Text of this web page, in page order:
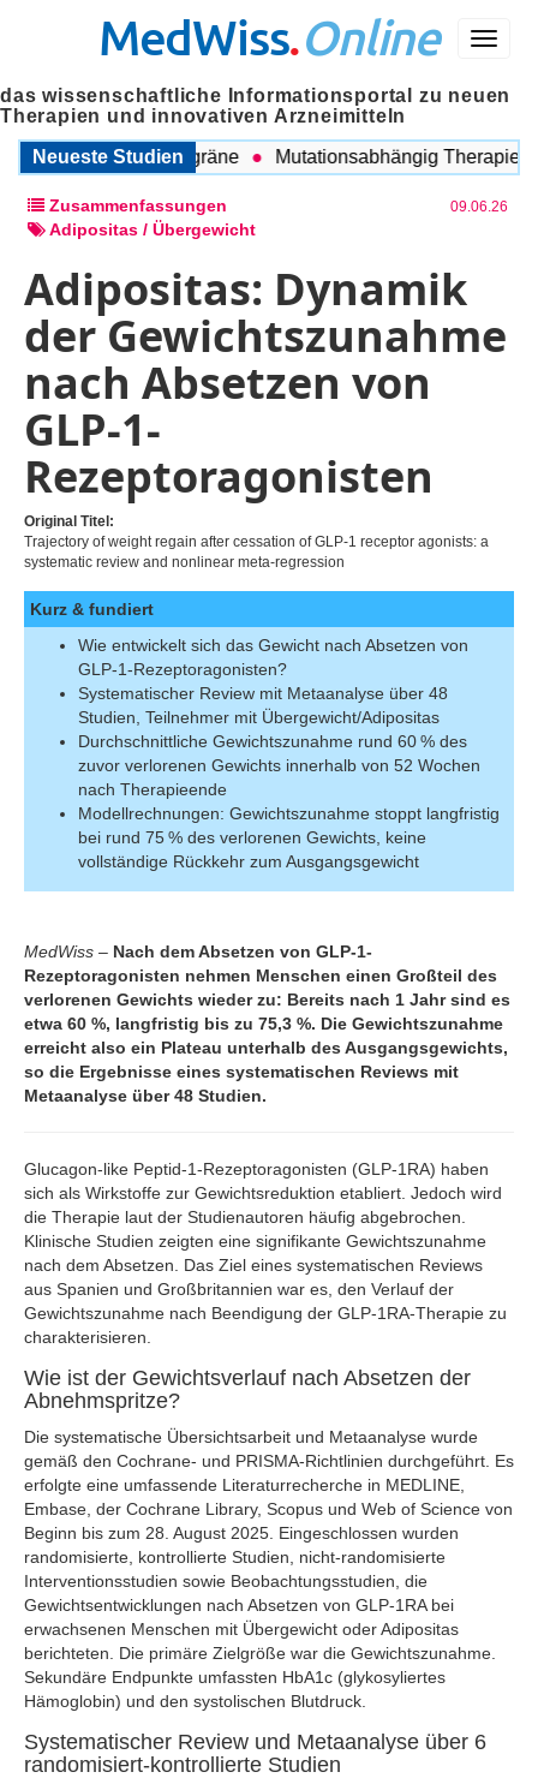
Menü
MedWiss.Online
das wissenschaftliche Informationsportal zu neuen
Therapien und innovativen Arzneimitteln
Neueste Studien
COPD und Migräne Mutationsabhängig Therapie
Zusammenfassungen 09.06.26
Adipositas / Übergewicht
Adipositas: Dynamik
der Gewichtszunahme
nach Absetzen von
GLP-1-
Rezeptoragonisten
Original Titel:
Trajectory of weight regain after cessation of GLP-1 receptor agonists: a
systematic review and nonlinear meta-regression
Kurz & fundiert
Wie entwickelt sich das Gewicht nach Absetzen von
GLP-1-Rezeptoragonisten?
Systematischer Review mit Metaanalyse über 48
Studien, Teilnehmer mit Übergewicht/Adipositas
Durchschnittliche Gewichtszunahme rund 60 % des
zuvor verlorenen Gewichts innerhalb von 52 Wochen
nach Therapieende
Modellrechnungen: Gewichtszunahme stoppt langfristig
bei rund 75 % des verlorenen Gewichts, keine
vollständige Rückkehr zum Ausgangsgewicht
MedWiss – Nach dem Absetzen von GLP-1-
Rezeptoragonisten nehmen Menschen einen Großteil des
verlorenen Gewichts wieder zu: Bereits nach 1 Jahr sind es
etwa 60 %, langfristig bis zu 75,3 %. Die Gewichtszunahme
erreicht also ein Plateau unterhalb des Ausgangsgewichts,
so die Ergebnisse eines systematischen Reviews mit
Metaanalyse über 48 Studien.
Glucagon-like Peptid-1-Rezeptoragonisten (GLP-1RA) haben
sich als Wirkstoffe zur Gewichtsreduktion etabliert. Jedoch wird
die Therapie laut der Studienautoren häufig abgebrochen.
Klinische Studien zeigten eine signifikante Gewichtszunahme
nach dem Absetzen. Das Ziel eines systematischen Reviews
aus Spanien und Großbritannien war es, den Verlauf der
Gewichtszunahme nach Beendigung der GLP-1RA-Therapie zu
charakterisieren.
Wie ist der Gewichtsverlauf nach Absetzen der
Abnehmspritze?
Die systematische Übersichtsarbeit und Metaanalyse wurde
gemäß den Cochrane- und PRISMA-Richtlinien durchgeführt. Es
erfolgte eine umfassende Literaturrecherche in MEDLINE,
Embase, der Cochrane Library, Scopus und Web of Science von
Beginn bis zum 28. August 2025. Eingeschlossen wurden
randomisierte, kontrollierte Studien, nicht-randomisierte
Interventionsstudien sowie Beobachtungsstudien, die
Gewichtsentwicklungen nach Absetzen von GLP-1RA bei
erwachsenen Menschen mit Übergewicht oder Adipositas
berichteten. Die primäre Zielgröße war die Gewichtszunahme.
Sekundäre Endpunkte umfassten HbA1c (glykosyliertes
Hämoglobin) und den systolischen Blutdruck.
Systematischer Review und Metaanalyse über 6
randomisiert-kontrollierte Studien